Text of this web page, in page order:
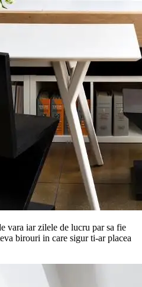
vara iar zilele de lucru par sa fie
birouri in care sigur ti-ar placea